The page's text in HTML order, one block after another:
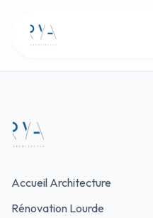
Accueil Architecture
Rénovation Lourde